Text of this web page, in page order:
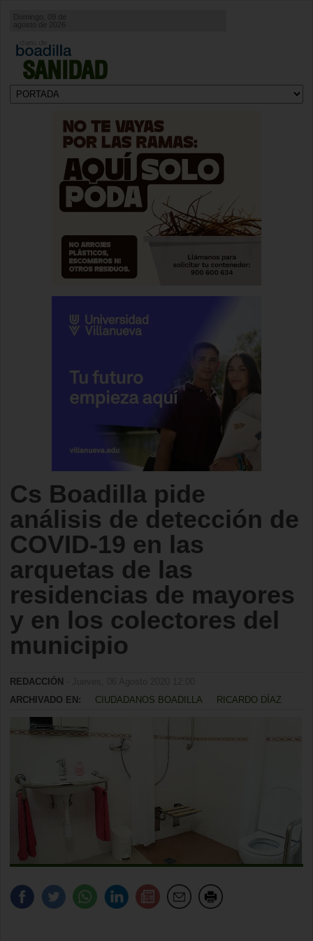
SANIDAD
Domingo, 09 de
agosto de 2026
Cs Boadilla pide
análisis de detección de
COVID-19 en las
arquetas de las
residencias de mayores
y en los colectores del
municipio
REDACCIÓN
ARCHIVADO EN:
CIUDADANOS BOADILLA RICARDO DÍAZ